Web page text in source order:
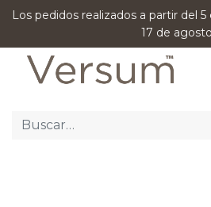
Los pedidos realizados a partir del
17 de